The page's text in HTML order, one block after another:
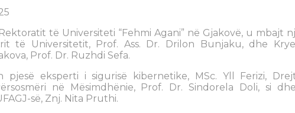
të Universiteti “Fehmi Agani” në Gjakovë, u mbajt
të Universitetit, Prof. Ass. Dr. Drilon Bunjaku, dhe
Prof. Dr. Ruzhdi Sefa.
pjesë eksperti i sigurisë kibernetike, MSc. Yll Ferizi,
në Mësimdhënie, Prof. Dr. Sindorela Doli, si
së, Znj. Nita Pruthi.